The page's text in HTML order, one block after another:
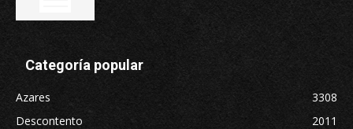
Categoría popular
Azares
3308
Descontento
2011